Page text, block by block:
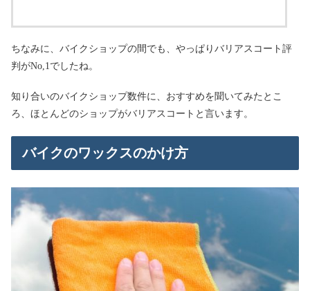
ちなみに、バイクショップの間でも、やっぱりバリアスコート評
判がNo,1でしたね。
知り合いのバイクショップ数件に、おすすめを聞いてみたとこ
ろ、ほとんどのショップがバリアスコートと言います。
バイクのワックスのかけ方